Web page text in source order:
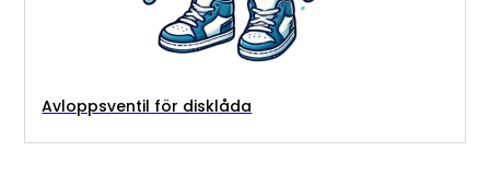
Avloppsventil för disklåda